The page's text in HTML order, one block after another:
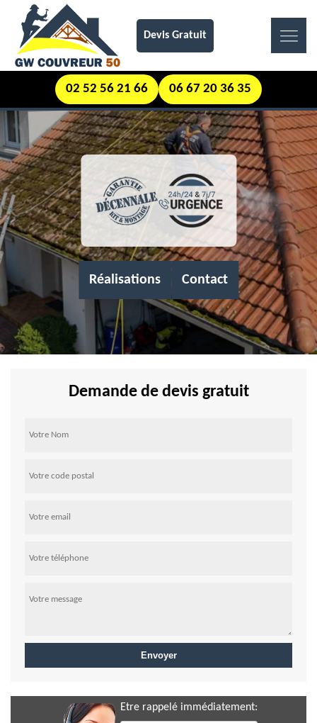
Devis Gratuit
02 52 56 21 66 06 67 20 36 35
Réalisations Contact
Demande de devis gratuit
Etre rappelé immédiatement: